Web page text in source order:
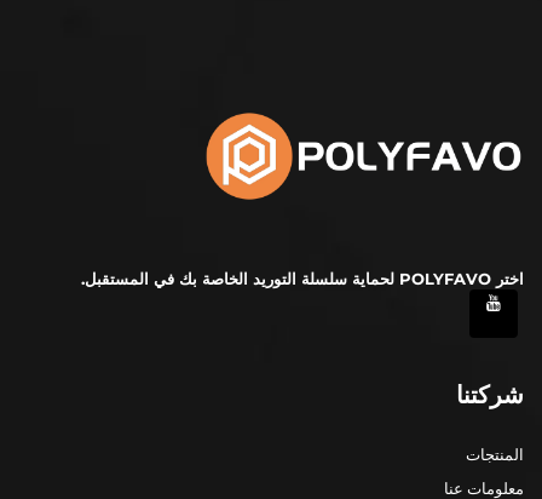
اختر POLYFAVO لحماية سلسلة التوريد الخاصة بك في المستقبل.
شركتنا
المنتجات
معلومات عنا